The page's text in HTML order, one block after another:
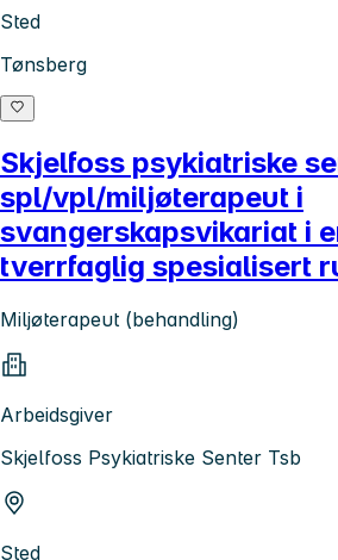
Sted
Tønsberg
Skjelfoss psykiatriske
spl/vpl/miljøterapeut i
svangerskapsvikariat i
tverrfaglig spesialisert
Miljøterapeut (behandling)
Arbeidsgiver
Skjelfoss Psykiatriske Senter Tsb
Sted